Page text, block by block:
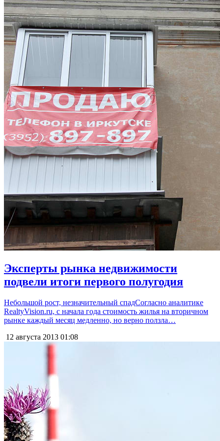
Эксперты рынка недвижимости
подвели итоги первого полугодия
Небольшой рост, незначительный спадСогласно аналитике
RealtyVision.ru, с начала года стоимость жилья на вторичном
рынке каждый месяц медленно, но верно ползла…
12 августа 2013 01:08